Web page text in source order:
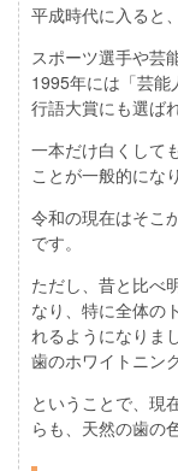
平成時代に入ると
スポーツ選手や芸
1995年には「芸能
行語大賞にも選ば
一本だけ白くして
ことが一般的にな
令和の現在はそこ
です。
ただし、昔と比べ
なり、特に全体の
れるようになりまし
歯のホワイトニン
ということで、現
らも、天然の歯の